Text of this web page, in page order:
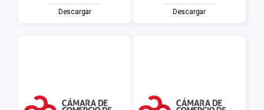
Descargar Descargar